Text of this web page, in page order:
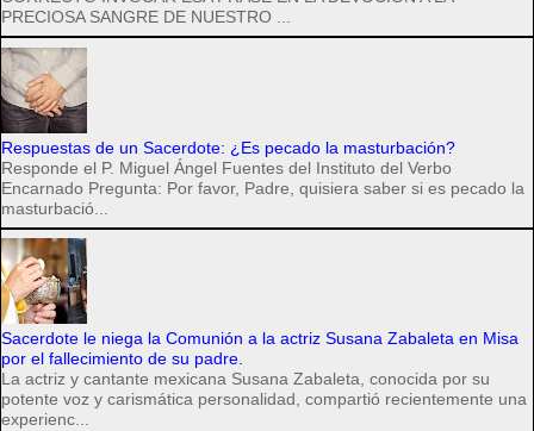
PRECIOSA SANGRE DE NUESTRO ...
Respuestas de un Sacerdote: ¿Es pecado la masturbación?
Responde el P. Miguel Ángel Fuentes del Instituto del Verbo
Encarnado Pregunta: Por favor, Padre, quisiera saber si es pecado la
masturbació...
Sacerdote le niega la Comunión a la actriz Susana Zabaleta en Misa
por el fallecimiento de su padre.
La actriz y cantante mexicana Susana Zabaleta, conocida por su
potente voz y carismática personalidad, compartió recientemente una
experienc...